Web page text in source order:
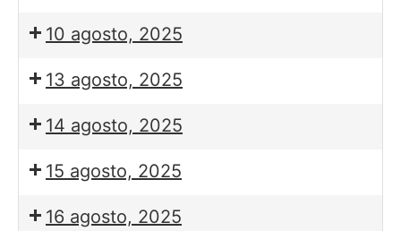
10 agosto, 2025
13 agosto, 2025
14 agosto, 2025
15 agosto, 2025
16 agosto, 2025